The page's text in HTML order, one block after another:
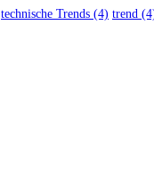
technische Trends (4) trend